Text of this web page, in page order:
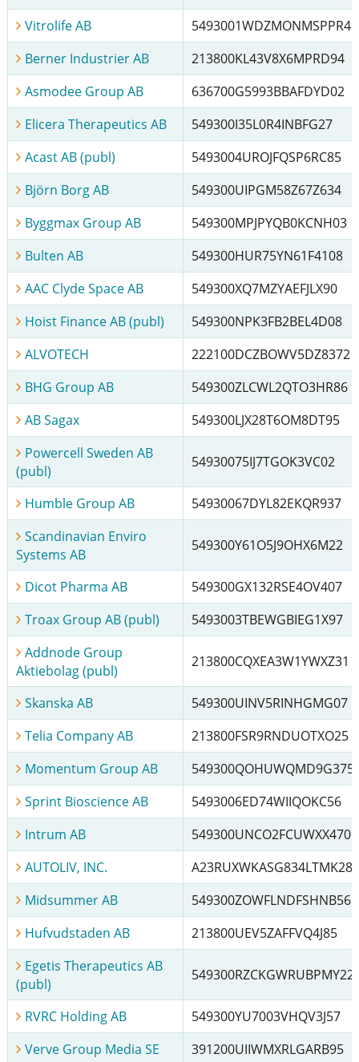
Vitrolife AB
5493001WDZMONMSPPR49
Berner Industrier AB
213800KL43V8X6MPRD94
Asmodee Group AB
636700G5993BBAFDYD02
Elicera Therapeutics AB
549300I35L0R4INBFG27
Acast AB (publ)
5493004UROJFQSP6RC85
Björn Borg AB
549300UIPGM58Z67Z634
Byggmax Group AB
549300MPJPYQB0KCNH03
Bulten AB
549300HUR75YN61F4108
AAC Clyde Space AB
549300XQ7MZYAEFJLX90
Hoist Finance AB (publ)
549300NPK3FB2BEL4D08
ALVOTECH
222100DCZBOWV5DZ8372
BHG Group AB
549300ZLCWL2QTO3HR86
AB Sagax
549300LJX28T6OM8DT95
Powercell Sweden AB
(publ)
54930075IJ7TGOK3VC02
Humble Group AB
54930067DYL82EKQR937
Scandinavian Enviro
Systems AB
549300Y61O5J9OHX6M22
Dicot Pharma AB
549300GX132RSE4OV407
Troax Group AB (publ)
5493003TBEWGBIEG1X97
Addnode Group
Aktiebolag (publ)
213800CQXEA3W1YWXZ31
Skanska AB
549300UINV5RINHGMG07
Telia Company AB
213800FSR9RNDUOTXO25
Momentum Group AB
Sprint Bioscience AB
5493006ED74WIIQOKC56
Intrum AB
549300UNCO2FCUWXX470
AUTOLIV, INC.
A23RUXWKASG834LTMK28
Midsummer AB
549300ZOWFLNDFSHNB56
Hufvudstaden AB
213800UEV5ZAFFVQ4J85
Egetis Therapeutics AB
(publ)
549300RZCKGWRUBPMY22
RVRC Holding AB
549300YU7003VHQV3J57
Verve Group Media SE
391200UIIWMXRLGARB95